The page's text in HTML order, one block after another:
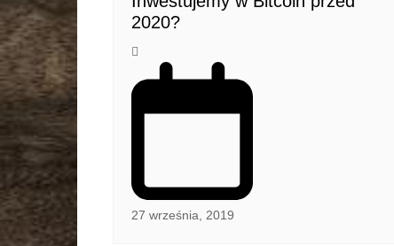
2020?
27 września, 2019